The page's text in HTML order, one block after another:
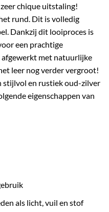
chique uitstaling!
rund. Dit is volledig
Dankzij dit looiproces is
een prachtige
met natuurlijke
leer nog verder vergroot!
stijlvol en rustiek oud-zilver
eigenschappen van
als licht, vuil en stof